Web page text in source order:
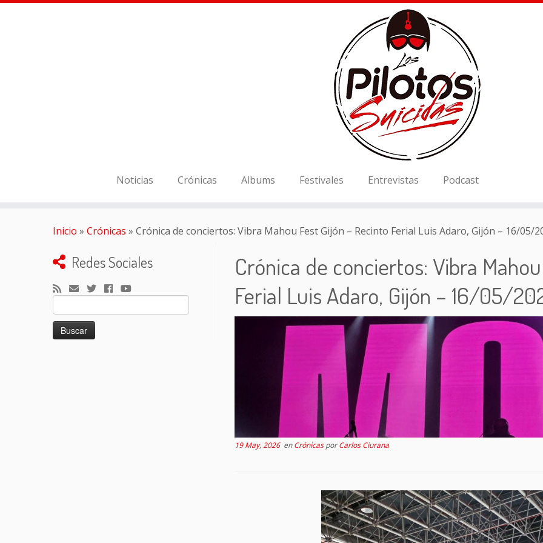
Noticias Crónicas Albums Festivales Entrevistas Podcast
Inicio » Crónicas » Crónica de conciertos: Vibra Mahou Fest Gijón – Recinto Ferial Luis Adaro, Gijón – 16/05/
Redes Sociales
Buscar:
Crónica de conciertos: Vibra
Ferial Luis Adaro, Gijón – 16/05/
19 May, 2026enCrónicasporCarlos Ciurana